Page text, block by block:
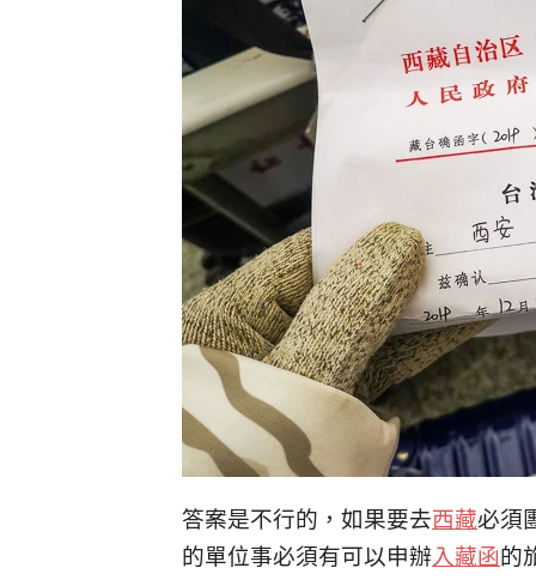
答案是不行的，如果要去西藏必須
的單位事必須有可以申辦入藏函的